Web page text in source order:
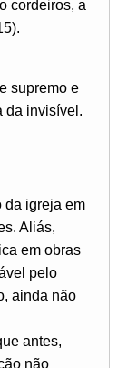
cordeiros, a
supremo e
da invisível.
da igreja em
Aliás,
em obras
pelo
ainda não
antes,
não